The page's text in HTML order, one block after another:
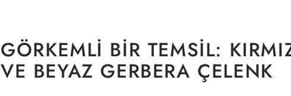
GÖRKEMLI BIR TEMSIL:
VE BEYAZ GERBERA ÇELENK